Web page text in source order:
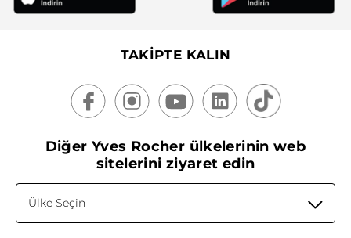
TAKİPTE KALIN
Diğer Yves Rocher ülkelerinin web
sitelerini ziyaret edin
Ülke Seçin